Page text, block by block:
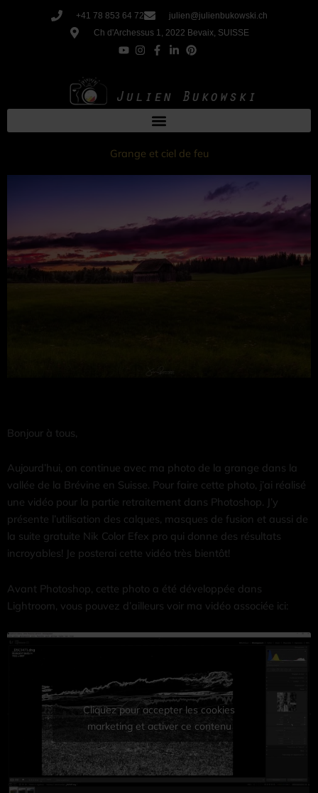
+41 78 853 64 72
julien@julienbukowski.ch
Ch d'Archessus 1, 2022 Bevaix, SUISSE
Grange et ciel de feu
Bonjour à tous,
Aujourd’hui, on continue avec ma photo de la grange dans la
vallée de la Brévine en Suisse. Pour faire cette photo, j’ai réalisé
une vidéo pour la partie retraitement dans Photoshop. J’y
présente l’utilisation des calques, masques de fusion et aussi de
la suite gratuite Nik Color Efex pro qui donne des résultats
incroyables! Je posterai cette vidéo très bientôt!
Avant Photoshop, cette photo a été développée dans
Lightroom, vous pouvez d’ailleurs voir ma vidéo associée ici:
Cliquez pour accepter les cookies
marketing et activer ce contenu